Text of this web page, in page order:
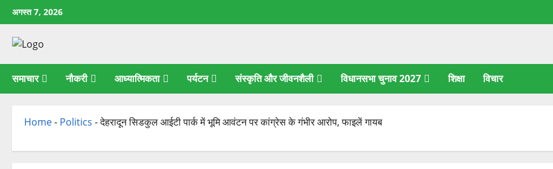
छोड़कर
सामग्री
अगस्त 7, 2026
समाचार नौकरी आध्यात्मिकता पर्यटन संस्कृति और जीवनशैली विधानसभा चुनाव 2027 शिक्षा विचार
Home- Politics -देहरादून सिडकुल आईटी पार्क में भूमि आवंटन पर कांग्रेस के गंभीर आरोप, फाइलें गायब